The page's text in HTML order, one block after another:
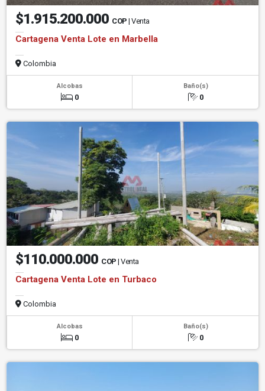
$1.915.200.000 COP | Venta
Cartagena Venta Lote en Marbella
Colombia
Alcobas
0
Baño(s)
0
$110.000.000 COP | Venta
Cartagena Venta Lote en Turbaco
Colombia
Alcobas
0
Baño(s)
0